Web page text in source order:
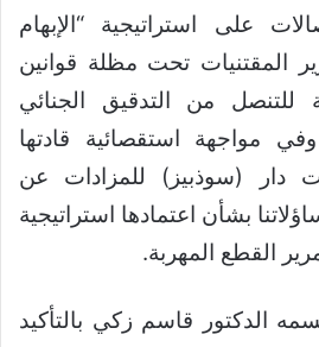
على استراتيجية “الإبهام
المقتنيات تحت مظلة قوانين
للتنصل من التدقيق الجنائي
مواجهة استقصائية قادتها
دار (سوذبيز) للمزادات عن
بشأن اعتمادها استراتيجية
القطع المهربة.
الدكتور قاسم زكي بالتأكيد